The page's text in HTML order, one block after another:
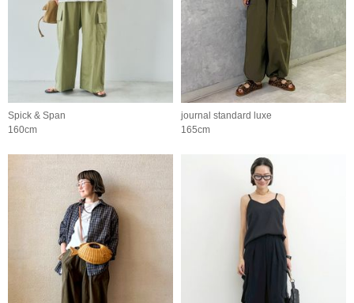
Spick & Span
160cm
journal standard luxe
165cm